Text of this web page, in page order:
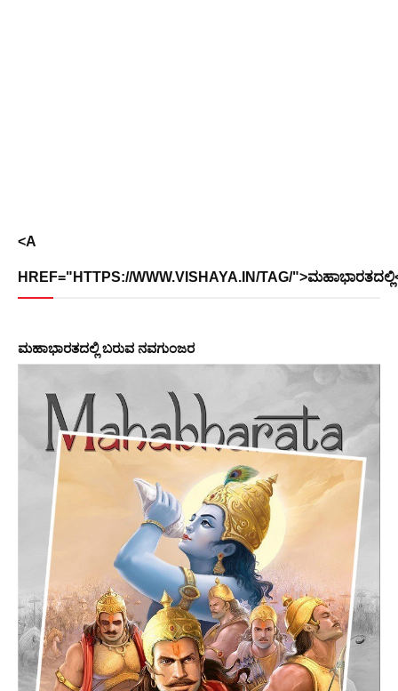
<A
HREF="HTTPS://WWW.VISHAYA.IN/TAG/
ಮಹಾಭಾರತದಲ್ಲಿ ಬರುವ ನವಗುಂಜರ